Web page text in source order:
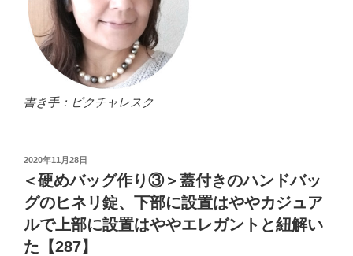
書き手：ピクチャレスク
投
日:
2020年11月28日
＜硬めバッグ作り③＞蓋付きのハンドバッ
グのヒネリ錠、下部に設置はややカジュア
ルで上部に設置はややエレガントと紐解い
た【287】